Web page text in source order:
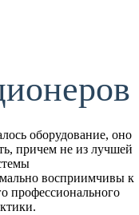
оборудование, оно
причем не из лучшей
восприимчивы к
профессионального